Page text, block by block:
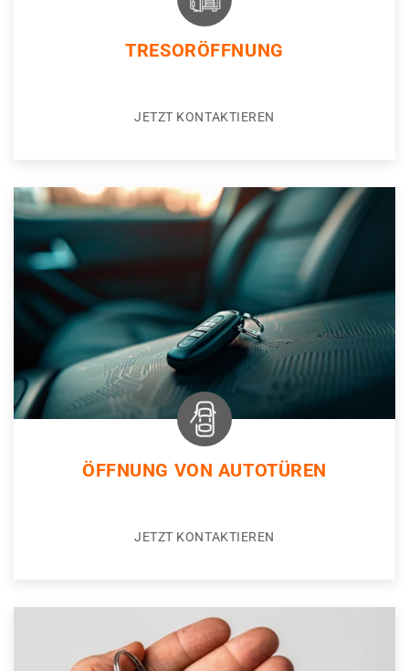
TRESORÖFFNUNG
JETZT KONTAKTIEREN
ÖFFNUNG VON AUTOTÜREN
JETZT KONTAKTIEREN